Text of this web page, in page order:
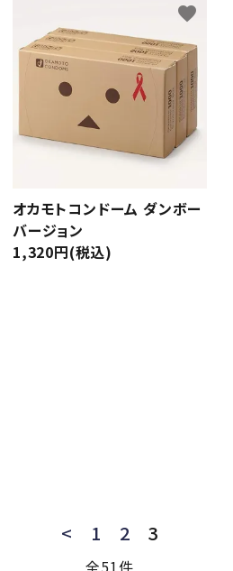
ブラック
コスメ一覧
サプリメント・ドリンク一覧
オカモトコンドーム ダンボー
バージョン
1,320円(税込)
favorite
< 1 2 3
全51件